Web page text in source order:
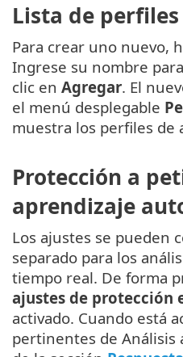
Lista de perfiles
Para crear uno nuevo,
Ingrese su nombre
clic en Agregar. El
el menú desplegable
muestra los perfiles de
Protección a
aprendizaje
Los ajustes se pueden
separado para los
tiempo real. De forma
ajustes de protección
activado. Cuando está
pertinentes de Análisis